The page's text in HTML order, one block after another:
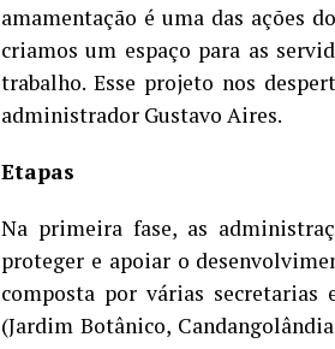
amamentação é uma das ações
criamos um espaço para as
trabalho. Esse projeto nos
administrador Gustavo Aires.
Etapas
Na primeira fase, as
proteger e apoiar o
composta por várias secretarias
(Jardim Botânico,